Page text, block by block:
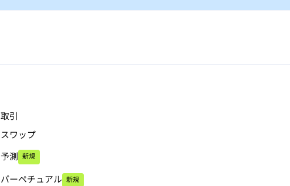
取引
スワップ
予測 新規
パーペチュアル 新規